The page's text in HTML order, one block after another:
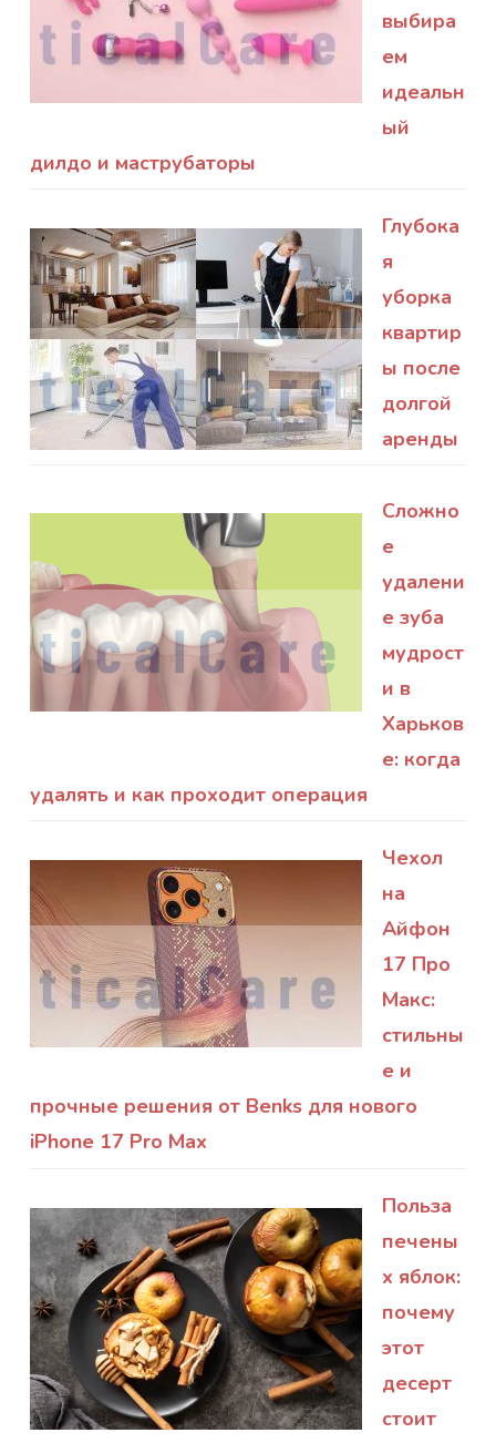
выбира
ем
идеальн
ый
дилдо и маструбаторы
Глубока
я
уборка
квартир
ы после
долгой
аренды
Сложно
е
удалени
е зуба
мудрост
и в
Харьков
е: когда
удалять и как проходит операция
Чехол
на
Айфон
17 Про
Макс:
стильны
е и
прочные решения от Benks для нового
iPhone 17 Pro Max
Польза
печены
х яблок:
почему
этот
десерт
стоит